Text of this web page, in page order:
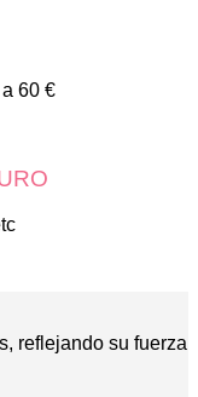
60 €
reflejando su fuerza